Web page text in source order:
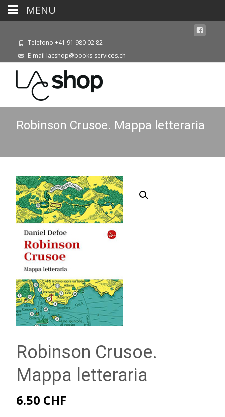
Telefono +41 91 980 02 82
E-mail lacshop@books-services.ch
Robinson Crusoe. Mappa letteraria
Robinson Crusoe.
Mappa letteraria
6.50 CHF
MENU